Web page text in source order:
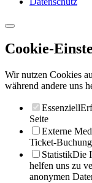
Cookie-
Wir nutzen Cookies
während andere uns
Essenziell
Seite
Externe
Ticket-
StatistikDie
helfen uns zu
anonymen